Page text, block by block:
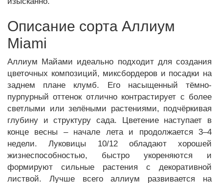
Описание сорта Аллиум
Miami
Аллиум Майами идеально подходит для создания
цветочных композиций, миксбордеров и посадки на
заднем плане клумб. Его насыщенный тёмно-
пурпурный оттенок отлично контрастирует с более
светлыми или зелёными растениями, подчёркивая
глубину и структуру сада. Цветение наступает в
конце весны – начале лета и продолжается 3–4
недели. Луковицы 10/12 обладают хорошей
жизнеспособностью, быстро укореняются и
формируют сильные растения с декоративной
листвой. Лучше всего аллиум развивается на